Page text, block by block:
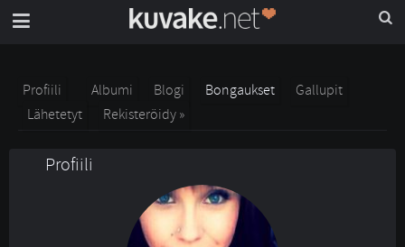
Profiili Albumi Blogi Bongaukset
Gallupit
Lähetetyt
Rekisteröidy »
Profiili